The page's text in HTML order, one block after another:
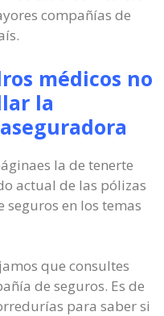
compañías de
médicos no
la
la de tenerte
actual de las pólizas
en los temas
que consultes
de seguros. Es de
para saber si